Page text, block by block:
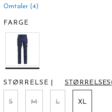
Omtaler (4)
FARGE
STØRRELSE
S M L XL